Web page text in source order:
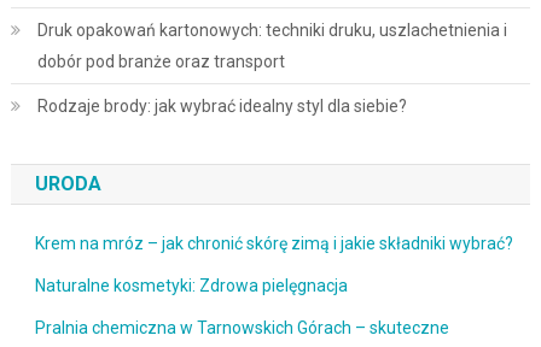
Druk opakowań kartonowych: techniki druku, uszlachetnienia i
dobór pod branże oraz transport
Rodzaje brody: jak wybrać idealny styl dla siebie?
URODA
Krem na mróz – jak chronić skórę zimą i jakie składniki wybrać?
Naturalne kosmetyki: Zdrowa pielęgnacja
Pralnia chemiczna w Tarnowskich Górach – skuteczne